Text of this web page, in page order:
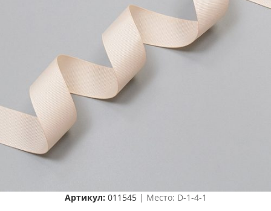
Артикул: 011545| Место: D-1-4-1